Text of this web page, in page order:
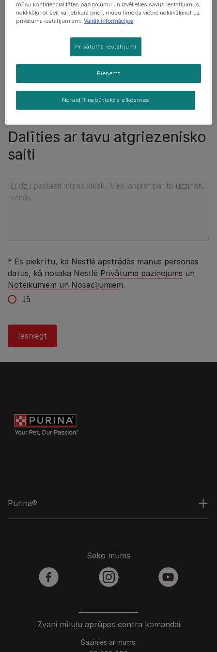
E-pasta adrese
Dalīties ar tavu atgriezenisko
saiti
Pastāsti mums vairāk
* Es piekrītu, ka Nestlé apstrādās manus personas
datus, kā nosaka Nestlé Privātuma paziņojums un
Noteikumiem un Nosacījumiem.
Jā
Purina®
Zvani mīluļu aprūpes centra komandai
Sazinies ar mums:
Seko mums
facebook instagram youtube
mūsu konfidencialitātes paziņojumu un izvēlieties savus iestatījumus,
noklikšķinot šeit vai jebkurā brīdī, mūsu tīmekļa vietnē noklikšķinot uz
privātuma iestatījumiem. Vairāk informācijas
Privātuma iestatījumi
Noraidīt nebūtiskās sīkdatnes
Pieņemt